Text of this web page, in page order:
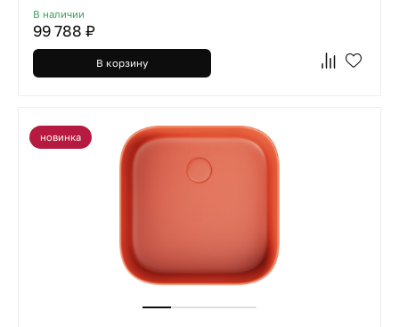
В наличии
99 788 ₽
В корзину
новинка